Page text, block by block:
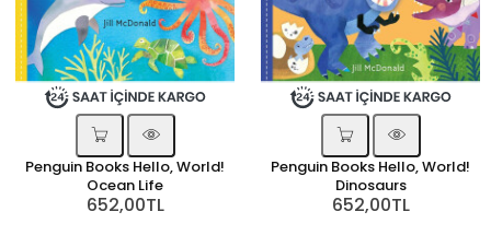
Penguin Books Hello, World!
Ocean Life
652,00TL
Penguin Books Hello, World!
Dinosaurs
652,00TL